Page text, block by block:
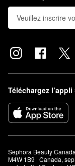
Téléchargez
Sephora Beauty
M4W 1B9 | Canada,